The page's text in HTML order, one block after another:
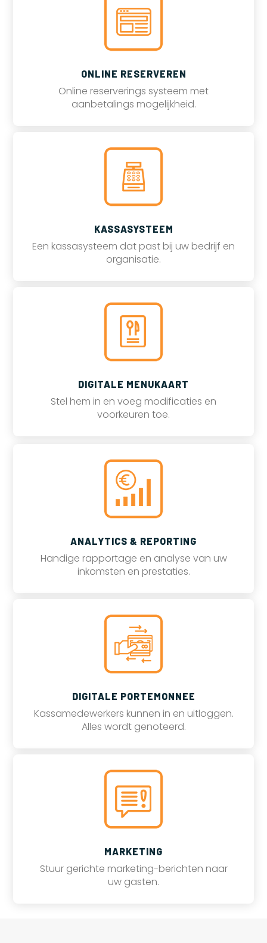
ONLINE RESERVEREN
Online reserverings systeem met
aanbetalings mogelijkheid.
KASSASYSTEEM
Een kassasysteem dat past bij uw bedrijf en
organisatie.
DIGITALE MENUKAART
Stel hem in en voeg modificaties en
voorkeuren toe.
ANALYTICS & REPORTING
Handige rapportage en analyse van uw
inkomsten en prestaties.
DIGITALE PORTEMONNEE
Kassamedewerkers kunnen in en uitloggen.
Alles wordt genoteerd.
MARKETING
Stuur gerichte marketing-berichten naar
uw gasten.